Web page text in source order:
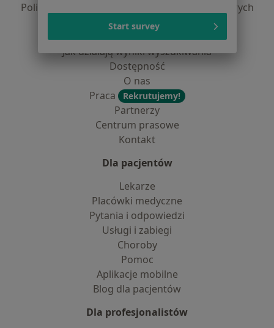
Polityka prywatności dla profesjonalistów, których
dane pozyskaliśmy samodzielnie
Polityka cookies
Jak działają wyniki wyszukiwania
Dostępność
O nas
Praca
Rekrutujemy!
Partnerzy
Centrum prasowe
Kontakt
Dla pacjentów
Lekarze
Placówki medyczne
Pytania i odpowiedzi
Usługi i zabiegi
Choroby
Pomoc
Aplikacje mobilne
Blog dla pacjentów
Dla profesjonalistów
Start survey